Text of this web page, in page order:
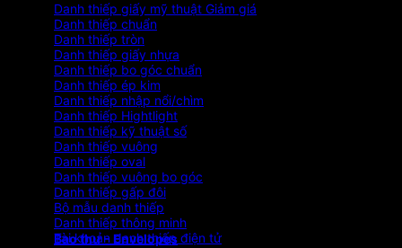
Danh thiếp giấy mỹ thuật
Danh thiếp chuẩn
Danh thiếp tròn
Danh thiếp giấy nhựa
Danh thiếp bo góc chuẩn
Danh thiếp ép kim
Danh thiếp nhập nổi/chìm
Danh thiếp Hightlight
Danh thiếp kỹ thuật số
Danh thiếp vuông
Danh thiếp oval
Danh thiếp vuông bo góc
Danh thiếp gấp đôi
Bộ mẫu danh thiếp
Danh thiếp thông minh
Tài khoản danh thiếp điện tử
Bao thư - Envelopes